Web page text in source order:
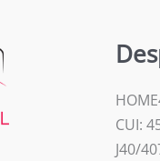
CUI:
J40/